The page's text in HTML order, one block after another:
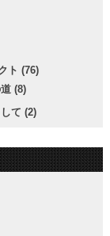
ト (76)
(8)
て (2)